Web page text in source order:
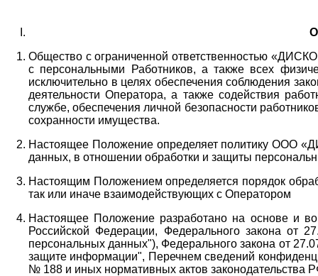
Общество с ограниченной ответственностью
с персональными Работников, а также всех
исключительно в целях обеспечения соблюдения
деятельности Оператора,а также содействия
службе, обеспечения личной безопасности
сохранности имущества.
Настоящее Положение определяет политику ООО
данных, в отношении обработки и защиты
Настоящим Положением определяется порядок
так или иначе взаимодействующих с Оператором
Настоящее Положение разработано на основе и во
Российской Федерации, Федерального закона
персональных данных"), Федерального закона от
защите информации", Перечнем сведений
№ 188 и иных нормативных актов законодательства